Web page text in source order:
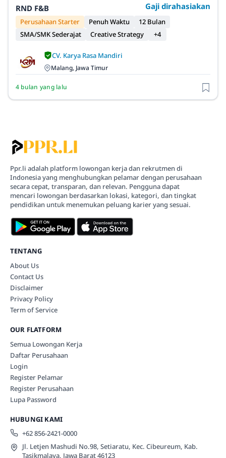
RND F&B Gaji dirahasiakan
Perusahaan Starter Penuh Waktu
12 Bulan
SMA/SMK Sederajat
Creative Strategy +4
CV. Karya Rasa Mandiri
Malang, Jawa Timur
4 bulan yang lalu
Ppr.li adalah platform lowongan kerja dan rekrutmen di
Indonesia yang menghubungkan pelamar dengan perusahaan
secara cepat, transparan, dan relevan. Pengguna dapat
mencari lowongan berdasarkan lokasi, kategori, dan tingkat
pendidikan untuk menemukan peluang karier yang sesuai.
TENTANG
About Us
Contact Us
Disclaimer
Privacy Policy
Term of Service
OUR FLATFORM
Semua Lowongan Kerja
Daftar Perusahaan
Login
Register Pelamar
Register Perusahaan
Lupa Password
HUBUNGI KAMI
+62 856-2421-0000
Jl. Letjen Mashudi No.98, Setiaratu, Kec. Cibeureum, Kab.
Tasikmalaya, Jawa Barat 46123